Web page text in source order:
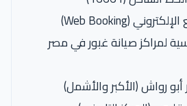
لمراكز صيانة غبور في مصر
رواش (الأكبر والأشمل)